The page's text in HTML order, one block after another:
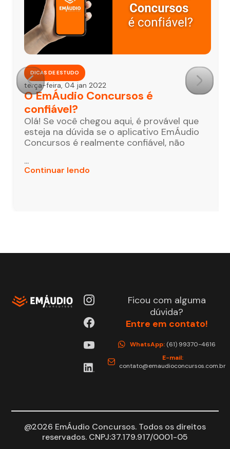
DICAS DE ESTUDO
terça-feira, 04 jan 2022
O EmÁudio Concursos é
confiável?
Olá! Se você chegou aqui, é provável que
esteja na dúvida se o aplicativo EmÁudio
Concursos é realmente confiável, não
...
Continuar lendo
Ficou com alguma
dúvida?
Entre em contato!
WhatsApp: (61) 99370-4616
E-mail:
contato@emaudioconcursos.com.br
@2026 EmÁudio Concursos. Todos os direitos
reservados. CNPJ:37.179.917/0001-05